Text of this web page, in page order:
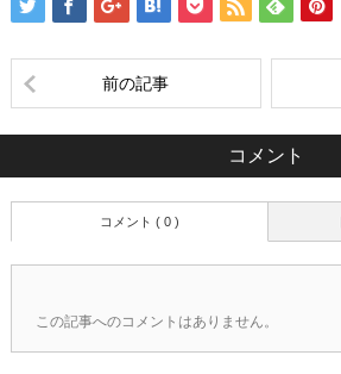
す)
前の記事
コメント
コメント ( 0 )
この記事へのコメントはありません。